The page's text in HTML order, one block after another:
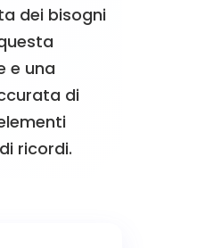
dei bisogni
e una
di
ricordi.